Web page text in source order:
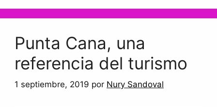
Punta Cana, una
referencia del turismo
1 septiembre, 2019 por Nury Sandoval